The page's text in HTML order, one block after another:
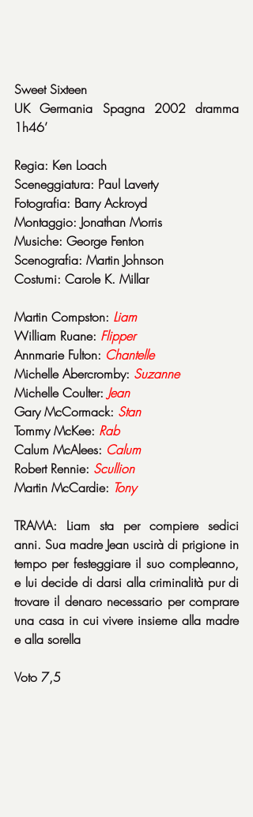
Sweet Sixteen
UK Germania Spagna 2002 dramma
1h46’
Regia: Ken Loach
Sceneggiatura: Paul Laverty
Fotografia: Barry Ackroyd
Montaggio: Jonathan Morris
Musiche: George Fenton
Scenografia: Martin Johnson
Costumi: Carole K. Millar
Martin Compston: Liam
William Ruane: Flipper
Annmarie Fulton: Chantelle
Michelle Abercromby: Suzanne
Michelle Coulter: Jean
Gary McCormack: Stan
Tommy McKee: Rab
Calum McAlees: Calum
Robert Rennie: Scullion
Martin McCardie: Tony
TRAMA: Liam sta per compiere sedici
anni. Sua madre Jean uscirà di prigione in
tempo per festeggiare il suo compleanno,
e lui decide di darsi alla criminalità pur di
trovare il denaro necessario per comprare
una casa in cui vivere insieme alla madre
e alla sorella
Voto 7,5